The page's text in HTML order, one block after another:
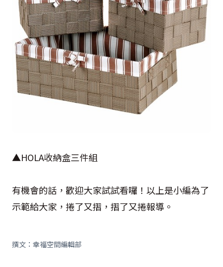
▲HOLA收納盒三件組
有機會的話，歡迎大家試試看囉！以上是小編為了
示範給大家，捲了又摺，摺了又捲報導。
撰文：幸福空間編輯部